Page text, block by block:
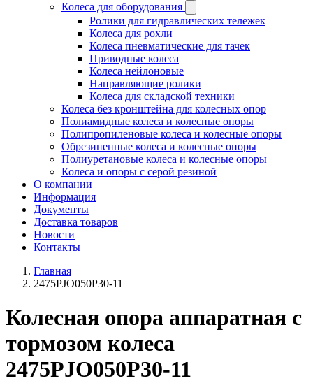
Колеса для оборудования
Ролики для гидравлических тележек
Колеса для рохли
Колеса пневматические для тачек
Приводные колеса
Колеса нейлоновые
Направляющие ролики
Колеса для складской техники
Колеса без кронштейна для колесных опор
Полиамидные колеса и колесные опоры
Полипропиленовые колеса и колесные опоры
Обрезиненные колеса и колесные опоры
Полиуретановые колеса и колесные опоры
Колеса и опоры с серой резиной
О компании
Информация
Документы
Доставка товаров
Новости
Контакты
Главная
2475PJO050P30-11
Колесная опора аппаратная с
тормозом колеса
2475PJO050P30-11